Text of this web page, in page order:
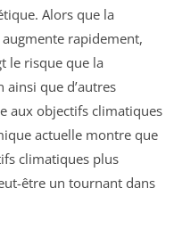
Alors que la
rapidement,
le risque que la
ainsi que d’autres
aux objectifs climatiques
actuelle montre que
climatiques plus
être un tournant dans